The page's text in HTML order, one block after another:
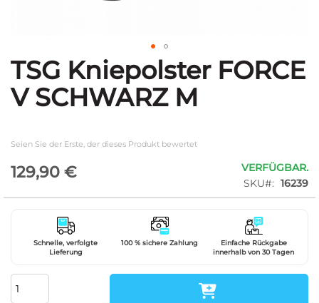
Zum
Anfang
der
Bildgalerie
TSG Kniepolster FORCE
V SCHWARZ M
Seien Sie der Erste, der dieses Produkt bewertet
129,90 €
VERFÜGBAR.
SKU
16239
Schnelle, verfolgte
Lieferung
100 % sichere Zahlung
Einfache Rückgabe
innerhalb von 30 Tagen